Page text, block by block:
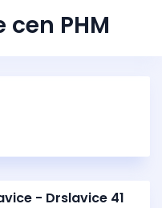
PHM
- Drslavice 41